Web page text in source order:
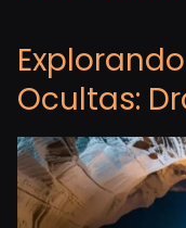
Ocultas: